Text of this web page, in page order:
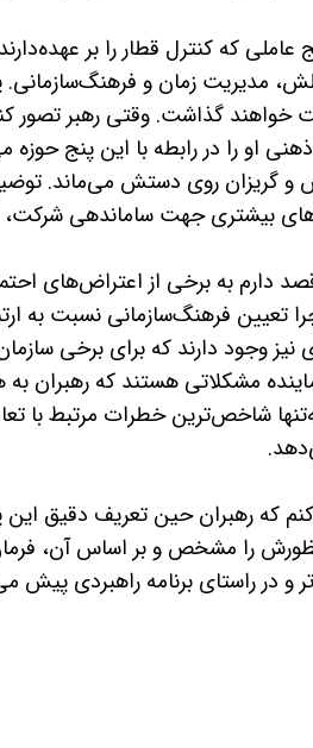
عاملی که کنترل قطار را بر
مدیریت زمان و فرهنگ‌سازمانی.
خواهند گذاشت. وقتی رهبر تصور
او را در رابطه با این پنج
گریزان روی دستش می‌­ماند.
بیشتری جهت ساماندهی شرکت،
دارم به برخی از اعتراض­‌های
تعیین فرهنگ‌سازمانی نسبت به
وجود دارند که برای برخی
مشکلاتی هستند که رهبران
شاخص‌­ترین خطرات مرتبط با
که رهبران حین تعریف دقیق این
را مشخص و بر اساس آن،
و در راستای برنامه راهبردی